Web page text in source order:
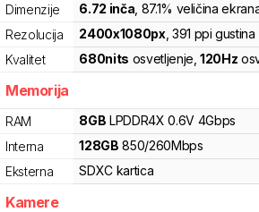
Dimenzije
6.72 inča , 87.1% veličina
Rezolucija
2400x1080px, 391 ppi gustina
Kvalitet
680nits osvetljenje 120Hz
Memorija
RAM 8GB LPDDR4X 0.6V 4Gbps
Interna
128GB 850/260Mbps
Eksterna
SDXC kartica
Kamere